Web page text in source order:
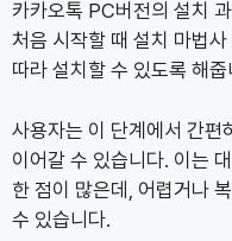
카카오톡 PC버전의 설치
처음 시작할 때 설치 마법
따라 설치할 수 있도록 해줍
사용자는 이 단계에서 간편
이어갈 수 있습니다. 이는
한 점이 많은데, 어렵거나
수 있습니다.